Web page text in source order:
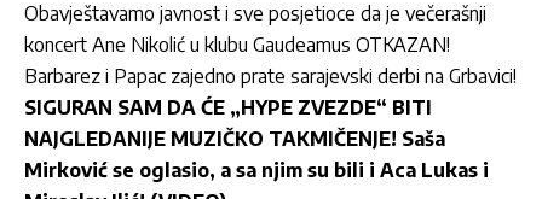
Obavještavamo javnost i sve posjetioce da je večerašnji
koncert Ane Nikolić u klubu Gaudeamus OTKAZAN!
Barbarez i Papac zajedno prate sarajevski derbi na Grbavici!
SIGURAN SAM DA ĆE „HYPE ZVEZDE“ BITI
NAJGLEDANIJE MUZIČKO TAKMIČENJE! Saša
Mirković se oglasio, a sa njim su bili i Aca Lukas i